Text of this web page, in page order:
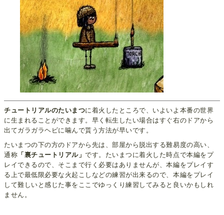
チュートリアルのたいまつに着火したところで、いよいよ本番の世界
に生まれることができます。早く転生したい場合はすぐ右のドアから
出てガラガラヘビに噛んで貰う方法が早いです。
たいまつの下の方のドアから先は、部屋から脱出する難易度の高い、
通称 「裏チュートリアル」です。たいまつに着火した時点で本編をプ
レイできるので、そこまで行く必要はありませんが、本編をプレイす
る上で最低限必要な火起こしなどの練習が出来るので、本編をプレイ
して難しいと感じた事をここでゆっくり練習してみると良いかもしれ
ません。